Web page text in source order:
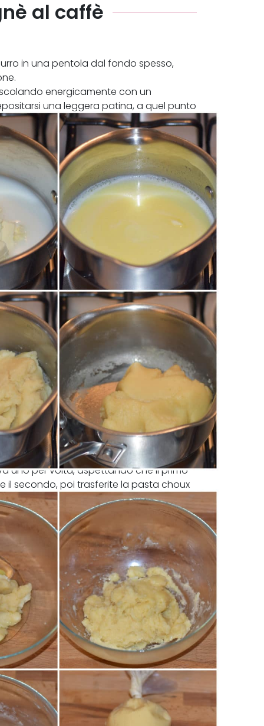
al caffè
in una pentola dal fondo spesso,
energicamente con un
una leggera patina, a quel punto
uno per volta, aspettando che il primo
il secondo, poi trasferite la pasta choux
sottile.